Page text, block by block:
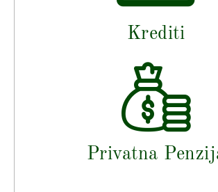
Krediti
Privatna